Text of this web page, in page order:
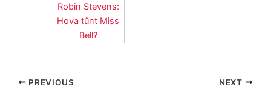
Robin Stevens:
Hova tűnt Miss
Bell?
PREVIOUS NEXT